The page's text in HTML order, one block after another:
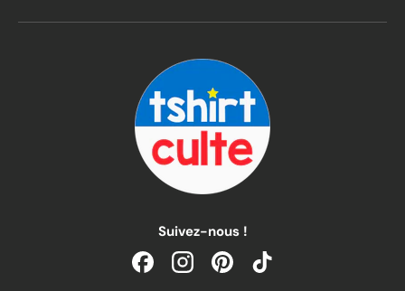
Suivez-nous !
FacebookInstagramPinterestTikTok